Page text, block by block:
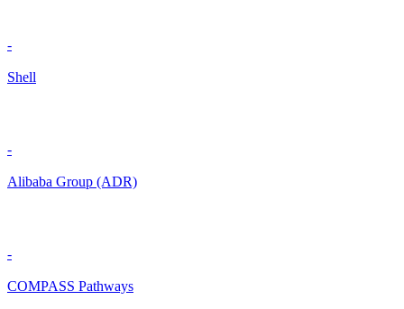
-
Shell
-
Alibaba Group (ADR)
-
COMPASS Pathways